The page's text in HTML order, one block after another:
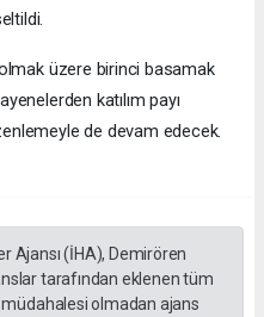
üzere birinci basamak
katılım payı
de devam edecek.
Ajansı (İHA), Demirören
tarafından eklenen tüm
olmadan ajans